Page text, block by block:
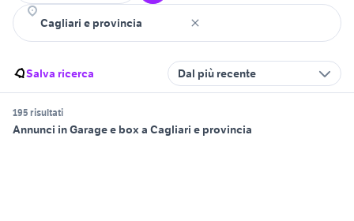
Salva ricerca Dal più recente
195 risultati
Annunci in Garage e box a Cagliari e provincia